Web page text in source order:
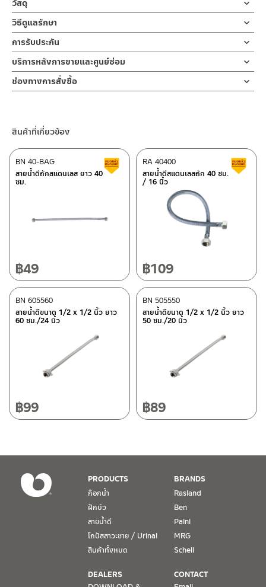
แตนเลส 304 ถัก ข้อต่อผลิตจากทองเหลืองขนาดมาตราฐาน สามารถ
ใส่กับข้อต่อขนาด 1/2 ” ตามมาตราฐานสากล มาพร้อมประเก็นยาง 2
วง
สายน้ำดี ใช้ต่อจากวาล์วเปิด-ปิดน้ำ ไปยังอุปกรณ์ต่างๆ เช่นเครื่อง
สุขภัณฑ์ ก๊อกอ่างล้างหน้า ก๊อกซิ้งค์ล้างจาน เครื่องทำน้ำร้อน เครื่องทำ
น้ำอุ่น เครื่องซักผ้า ทนความร้อน ได้ถึง 100 องศา ทนแรงดันน้ำสูง ถึง
วัสดุ
ตัวสาย
ผลิตจากสแตนเลส 304 ถัก
ข้อต่อ
ผลิตจากทองเหลือง
วิธีดูแลรักษา
คำแนะนำในการดูแลรักษาผลิตภัณฑ์
1. ไม่ทำสินค้าให้เกิดความเสียหายอื่น ๆ นอกจากการใช้งานปกติ เช่นไม่
ทำตก ไม่งัดหรือโยกสินค้าแรงๆ
2. ทำความสะอาดสินค้าโดยการใช้ผ้านุ่มๆชุบน้ำหมาดๆแล้วเช็ดให้แห้ง
3. ห้ามใช้สารเคมีที่มีฤทธิ์เป็นกรด ในการทำความสะอาด เนื่องจากผิว
บนตัวสินค้า ซึ่งจะสร้างความเสียหายให้เกิดขึ้นกับผิวของสินค้าได้
การรับประกัน
รับประกันตัวไส้ด้านในสาย ไม่รั่วซึม 10 ปี
บริการหลังการขายและศูนย์ซ่อม
ช่องทางออนไลน์
– Email: contact@charnpaiboon.com
ศูนย์บริการและอะไหล่ กรุงเทพฯ
662/61-62 ถนน พระราม3 แขวงบางโพงพาง เขตยานนาวา กรุงเทพฯ
โทร: 02-358-0080 / 080-075-8668 / 091-545-0556
ศูนย์บริการและอะไหล่
118/33 โครงการอรสิริน ม.8 ต.สันปูเลย อ.ดอยสะเก็ด เชียงใหม่
โทร: 080-075-2626
วันจันทร์ – วันศุกร์ เวลา 8:30-17:30 น.
วันเสาร์ เวลา 8:30-15:00 น.
1. การรับประกัน จะต้องมีหลักฐานการซื้อ หรือ ใบเสร็จ โดยทางบริษัทฯ
ขอตรวจสอบโดยนับวันซื้อขายเป็นสำคัญ ทางบริษัทฯ ไม่สามารถให้
เงื่อนไขการรับประกันสินค้าได้ หากไม่มีเอกสารดังกล่าว
2. การรับประกันสินค้า จะรับประกันฉพาะสินค้าที่อยู่ในสภาพการใช้งาน
ปกติ หากมีตำหนิ ชำรุด ร้าว ตกพื้น หรือสภาพภายนอกอยู่ในสภาพที่ใช้
ช่องทางการสั่งซื้อ
– Shopee
–Lazada
–ซื้อสินค้าชิ้นนี้บน Shopee>> คลิกที่นี่<<
–ซื้อสินค้าชิ้นนี้บน Lazada คลิกที่นี่ <<
โทร: 02-285-5795
ติดต่อ ชาญไพบูลย์ / Contact Us
สินค้าที่เกี่ยวข้อง
สายน้ำดีถักสแตนเลส ยาว 40
ซม.
BN 40-BAG สินค้าลดราคา เคลียร์สต็อก
฿49
สายน้ำดีสแตนเลสถัก 40 ซม.
/ 16 นิ้ว
RA 40400
฿109
สายน้ำดีขนาด 1/2 x 1/2 นิ้ว ยาว
60 ซม./24 นิ้ว
BN 605560
฿99
สายน้ำดีขนาด 1/2 x 1/2 นิ้ว ยาว
50 ซม./20 นิ้ว
BN 505550
฿89
PRODUCTS
ก๊อกน้ำ
ฝักบัว
สายน้ำดี
โถปัสสาวะชาย / Urinal
สินค้าทั้งหมด
BRANDS
Rasland
Ben
Paini
MRG
Schell
DEALERS
CONTACT